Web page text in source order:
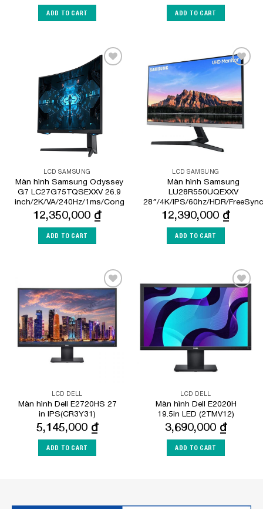
ADD TO CART ADD TO CART
Add to
Wishlist
LCD SAMSUNG
Màn hình Samsung Odyssey
G7 LC27G75TQSEXXV 26.9
inch/2K/VA/240Hz/1ms/Cong
12,350,000 ₫
ADD TO CART
Wishlist
LCD SAMSUNG
Màn hình Samsung
LU28R550UQEXXV
28″/4K/IPS/60hz/HDR/FreeSync
12,390,000 ₫
ADD TO CART
Add to
Wishlist
LCD DELL
Màn hình Dell E2720HS 27
in IPS(CR3Y31)
5,145,000 ₫
ADD TO CART
Add to
Wishlist
LCD DELL
Màn hình Dell E2020H
19.5in LED (2TMV12)
3,690,000 ₫
ADD TO CART